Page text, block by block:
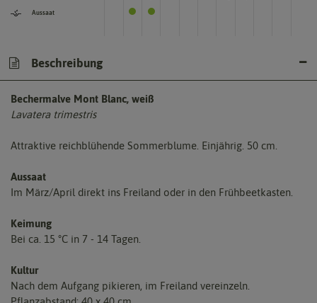
Aussaat
Beschreibung
Bechermalve Mont Blanc, weiß
Lavatera trimestris
Attraktive reichblühende Sommerblume. Einjährig. 50 cm.
Aussaat
Im März/April direkt ins Freiland oder in den Frühbeetkasten.
Keimung
Bei ca. 15 °C in 7 - 14 Tagen.
Kultur
Nach dem Aufgang pikieren, im Freiland vereinzeln.